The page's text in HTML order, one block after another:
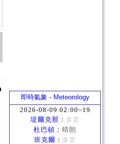
即時氣象 - Meteorology
2026-08-09 02:00~19
堤爾克那 ： 多雲
杜巴頓 ： 晴朗
班克爾 ： 多雲